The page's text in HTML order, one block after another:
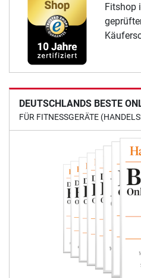
Fitshop
DEUTSCHLANDS BESTE
FÜR FITNESSGERÄTE